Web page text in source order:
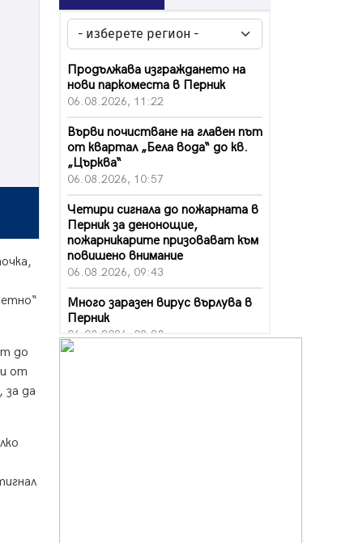
до
от
за да
Продължава изграждането на
нови паркоместа в Перник
06.08.2026, 11:22
Върви почистване на главен път
от квартал „Бела вода“ до кв.
„Църква“
06.08.2026, 10:57
Четири сигнала до пожарната в
Перник за денонощие,
пожарникарите призовават към
повишено внимание
06.08.2026, 09:43
Много заразен вирус върлува в
Перник
06.08.2026, 09:28